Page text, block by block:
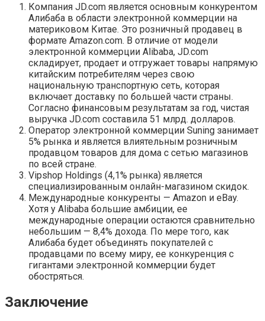
Компания JD.com является основным конкурентом
Алибаба в области электронной коммерции на
материковом Китае. Это розничный продавец в
формате Amazon.com. В отличие от модели
электронной коммерции Alibaba, JD.com
складирует, продает и отгружает товары напрямую
китайским потребителям через свою
национальную транспортную сеть, которая
включает доставку по большей части страны.
Согласно финансовым результатам за год, чистая
выручка JD.com составила 51 млрд. долларов.
Оператор электронной коммерции Suning занимает
5% рынка и является влиятельным розничным
продавцом товаров для дома с сетью магазинов
по всей стране.
Vipshop Holdings (4,1% рынка) является
специализированным онлайн-магазином скидок.
Международные конкуренты — Amazon и eBay.
Хотя у Alibaba большие амбиции, ее
международные операции остаются сравнительно
небольшим — 8,4% дохода. По мере того, как
Алибаба будет объединять покупателей с
продавцами по всему миру, ее конкуренция с
гигантами электронной коммерции будет
обостряться.
Заключение